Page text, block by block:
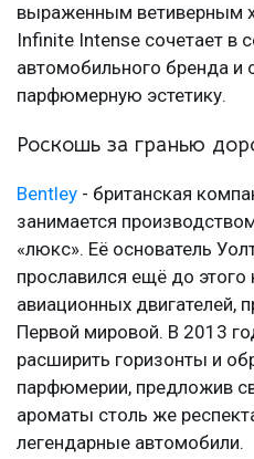
выраженным ветиверным
Infinite Intense сочетает в
автомобильного бренда и
парфюмерную эстетику.
Роскошь за гранью
Bentley - британская
занимается
«люкс». Её основатель
прославился ещё до
авиационных двигателей,
Первой мировой. В 2013
расширить горизонты и
парфюмерии, предложив
ароматы столь же
легендарные автомобили.